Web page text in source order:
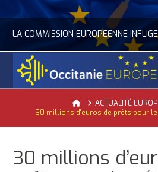
ACTUALITÉ DE L'UNION EUROPÉENNE, ACTUALITÉ DE LA REPRÉSENTATION
HomeACTUALITÉ
30 millions d'euros de prêts pour
30 millions